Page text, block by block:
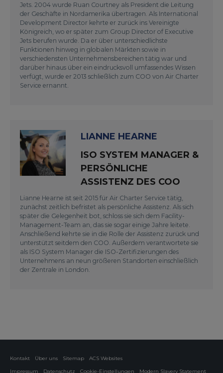
Jets. 2004 wurde Ruan Courtney als President die Leitung
der Geschäfte in Nordamerika übertragen. Als International
Development Director kehrte er zurück ins Vereinigte
Königreich, wo er später zum Group Director of Executive
Jets berufen wurde. Da er über unterschiedlichste
Funktionen hinweg in globalen Märkten sowie in
verschiedensten Unternehmensbereichen tätig war und
darüber hinaus über ein eindrucksvoll umfassendes Wissen
verfügt, wurde er 2013 schließlich zum COO von Air Charter
Service ernannt.
LIANNE HEARNE
ISO SYSTEM MANAGER &
PERSÖNLICHE
ASSISTENZ DES COO
Lianne Hearne ist seit 2015 für Air Charter Service tätig,
zunächst zeitlich befristet als persönliche Assistenz. Als sich
später die Gelegenheit bot, schloss sie sich dem Facility-
Management-Team an, das sie sogar einige Jahre leitete.
Anschließend kehrte sie in die Rolle der Assistenz zurück und
unterstützt seitdem den COO. Außerdem verantwortete sie
als ISO System Manager die ISO-Zertifizierungen des
Unternehmens an neun größeren Standorten einschließlich
der Zentrale in London.
Kontakt Über uns Sitemap
ACS Websites
Impressum
Datenschutz Cookie-Einstellungen Modern Slavery Statement